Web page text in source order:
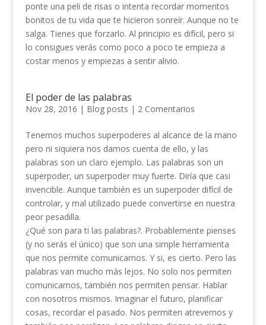
ponte una peli de risas o intenta recordar momentos
bonitos de tu vida que te hicieron sonreír. Aunque no te
salga. Tienes que forzarlo. Al principio es difícil, pero si
lo consigues verás como poco a poco te empieza a
costar menos y empiezas a sentir alivio.
El poder de las palabras
Nov 28, 2016 | Blog posts | 2 Comentarios
Tenemos muchos superpoderes al alcance de la mano
pero ni siquiera nos damos cuenta de ello, y las
palabras son un claro ejemplo. Las palabras son un
superpoder, un superpoder muy fuerte. Diría que casi
invencible. Aunque también es un superpoder difícil de
controlar, y mal utilizado puede convertirse en nuestra
peor pesadilla.
¿Qué son para ti las palabras?. Probablemente pienses
(y no serás el único) que son una simple herramienta
que nos permite comunicarnos. Y si, es cierto. Pero las
palabras van mucho más lejos. No solo nos permiten
comunicarnos, también nos permiten pensar. Hablar
con nosotros mismos. Imaginar el futuro, planificar
cosas, recordar el pasado. Nos permiten atrevernos y